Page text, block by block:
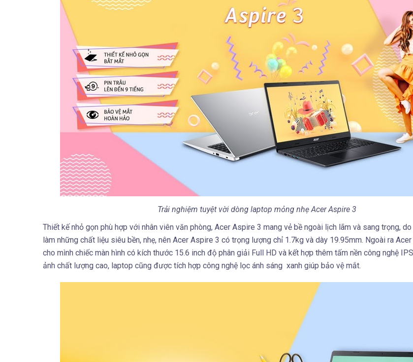
Trải nghiệm tuyệt vời dòng laptop mỏng nhẹ Acer Aspire 3
Thiết kế nhỏ gọn phù hợp với nhân viên văn phòng, Acer Aspire 3 mang vẻ bề ngoài lịch lãm và sang trọng,
làm những chất liệu siêu bền, nhẹ, nên Acer Aspire 3 có trọng lượng chỉ 1.7kg và dày 19.95mm. Ngoài ra
cho mình chiếc màn hình có kích thước 15.6 inch độ phân giải Full HD và kết hợp thêm tấm nền công nghệ
ảnh chất lượng cao, laptop cũng được tích hợp công nghệ lọc ánh sáng xanh giúp bảo vệ mắt.